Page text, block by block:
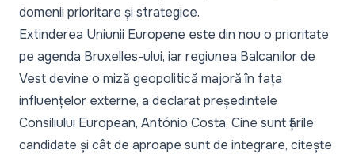
domenii prioritare și strategice.
Extinderea Uniunii Europene este din nou o prioritate
pe agenda Bruxelles-ului, iar regiunea Balcanilor de
Vest devine o miză geopolitică majoră în fața
influențelor externe, a declarat președintele
Consiliului European, António Costa. Cine sunt țările
candidate și cât de aproape sunt de integrare, citește